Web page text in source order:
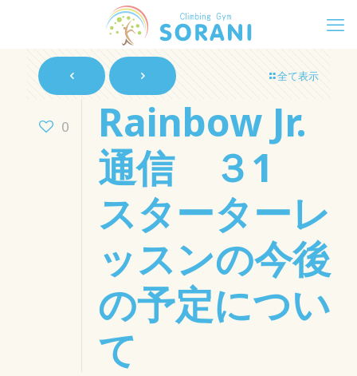
全て表示
0
Rainbow Jr.
通信 ３1
スターターレ
ッスンの今後
の予定につい
て